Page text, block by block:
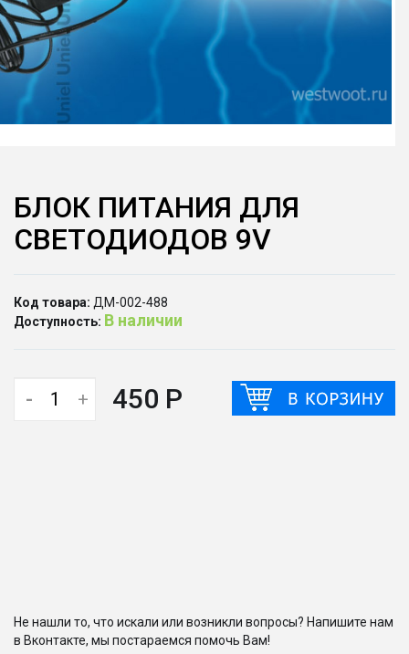
БЛОК ПИТАНИЯ ДЛЯ
СВЕТОДИОДОВ 9V
Код товара: ДМ-002-488
Доступность: В наличии
- + 450 Р
Не нашли то, что искали или возникли вопросы? Напишите нам
в Вконтакте, мы постараемся помочь Вам!